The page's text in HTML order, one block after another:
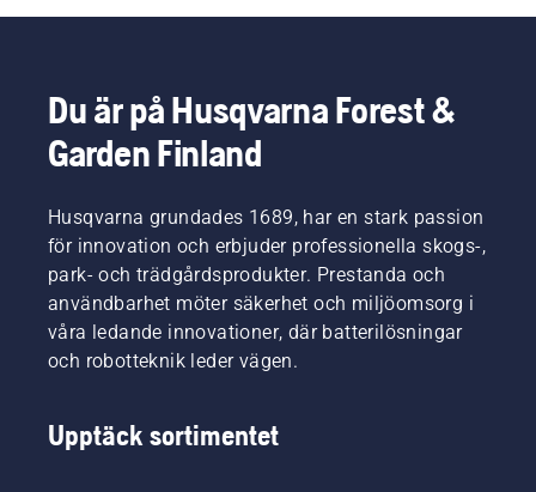
Du är på Husqvarna Forest &
Garden Finland
Husqvarna grundades 1689, har en stark passion
för innovation och erbjuder professionella skogs-,
park- och trädgårdsprodukter. Prestanda och
användbarhet möter säkerhet och miljöomsorg i
våra ledande innovationer, där batterilösningar
och robotteknik leder vägen.
Upptäck sortimentet